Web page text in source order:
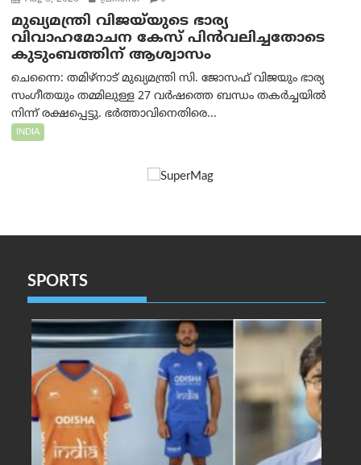
മുഖ്യമന്ത്രി വിജയ്‌യുടെ ഭാര്യ
വിവാഹമോചന കേസ് പിൻവലിച്ചതോടെ
കുടുംബത്തിന് ആശ്വാസം
ചെന്നൈ: തമിഴ്‌നാട് മുഖ്യമന്ത്രി സി. ജോസഫ് വിജയും ഭാര്യ
സംഗീതയും തമ്മിലുള്ള 27 വർഷത്തെ ബന്ധം തകർച്ചയിൽ
നിന്ന് രക്ഷപ്പെട്ടു. ഭർത്താവിനെതിരെ...
INDIA
SPORTS